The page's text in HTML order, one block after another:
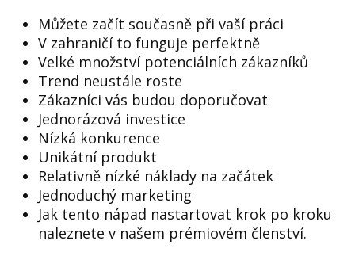
Můžete začít současně při vaší práci
V zahraničí to funguje perfektně
Velké množství potenciálních zákazníků
Trend neustále roste
Zákazníci vás budou doporučovat
Jednorázová investice
Nízká konkurence
Unikátní produkt
Relativně nízké náklady na začátek
Jednoduchý marketing
Jak tento nápad nastartovat krok po kroku
naleznete v našem prémiovém členství.